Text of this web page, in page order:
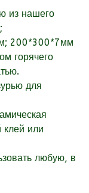
из нашего
200*300*7мм
горячего
для
клей или
любую, в